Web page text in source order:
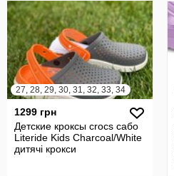
27, 28, 29, 30, 31, 32, 33, 34
1299 грн
Детские кроксы crocs сабо
Literide Kids Charcoal/White
дитячі крокси